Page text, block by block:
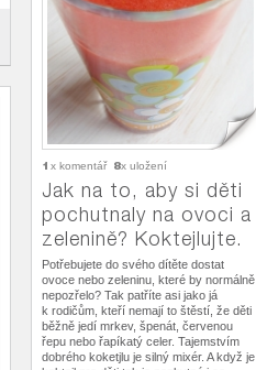
1 x komentář 8x uložení
Jak na to, aby si děti
pochutnaly na ovoci a
zelenině? Koktejlujte.
Potřebujete do svého dítěte dostat
ovoce nebo zeleninu, které by normálně
nepozřelo? Tak patříte asi jako já
k rodičům, kteří nemají to štěstí, že děti
běžně jedí mrkev, špenát, červenou
řepu nebo řapíkatý celer. Tajemstvím
dobrého koketjlu je silný mixér. A když je